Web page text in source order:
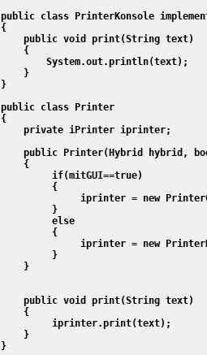
public class PrinterKonsole
{
    public void print(String text)
    {
        System.out.println(text);
    }
}
public class Printer
{
    private iPrinter iprinter;
public Printer(Hybrid hybrid,
    {
         if(mitGUI==true)
         {
iprinter = new
         }
         else
         {
iprinter = new
         }
    }
    public void print(String text)
    {
         iprinter.print(text);
    }
}